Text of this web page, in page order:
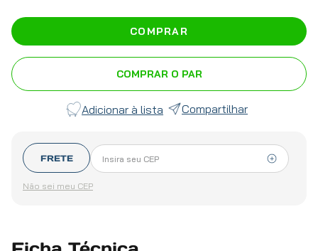
COMPRAR
COMPRAR O PAR
Compartilhar
FRETE
Não sei meu CEP